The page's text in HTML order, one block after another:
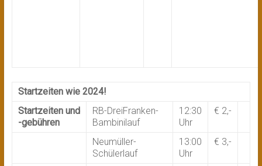
Startzeiten wie 2024!
Startzeiten und
-gebühren
RB-DreiFranken-
Bambinilauf
12:30
Uhr
€ 2,-
Neumüller-
Schülerlauf
13:00
Uhr
€ 3,-